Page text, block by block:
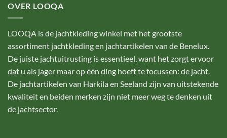
OVER LOOQA
LOOQA is de jachtkleding winkel met het grootste
assortiment jachtkleding en jachtartikelen van de Benelux.
De juiste jachtuitrusting is essentieel, want het zorgt ervoor
dat u als jager maar op één ding hoeft te focussen: de jacht.
De jachtartikelen van Harkila en Seeland zijn van uitstekende
kwaliteit en beiden merken zijn niet meer weg te denken uit
de jachtsector.